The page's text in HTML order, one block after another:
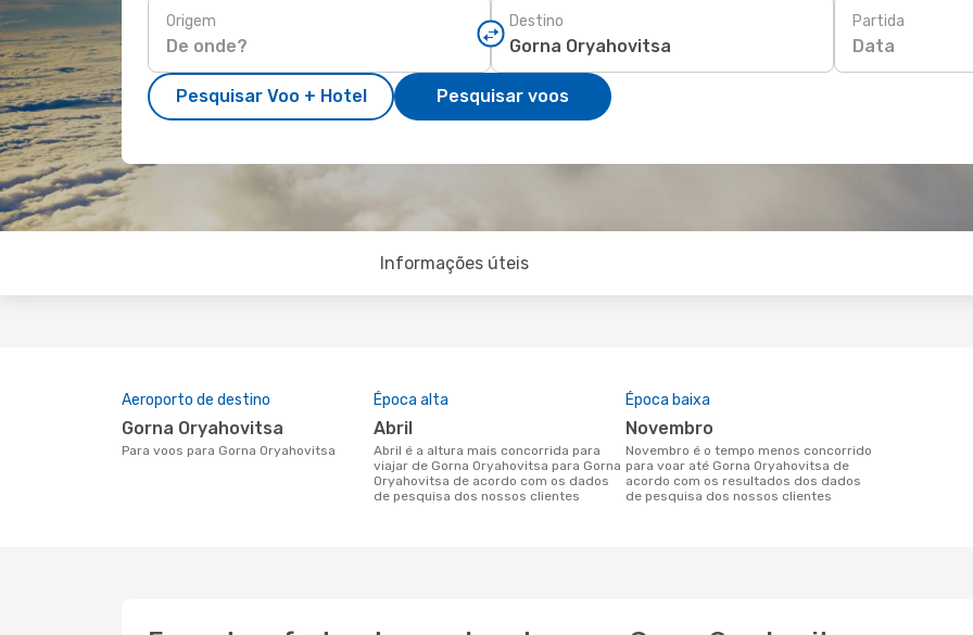
Origem Destino Partida
Data
Pesquisar Voo + Hotel Pesquisar voos
Informações úteis
Aeroporto de destino
Gorna Oryahovitsa
Para voos para Gorna Oryahovitsa
Época alta
abril
abril é a altura mais concorrida para
viajar de Gorna Oryahovitsa para Gorna
Oryahovitsa de acordo com os dados
de pesquisa dos nossos clientes
Época baixa
novembro
novembro é o tempo menos concorrido
para voar até Gorna Oryahovitsa de
acordo com os resultados dos dados
de pesquisa dos nossos clientes